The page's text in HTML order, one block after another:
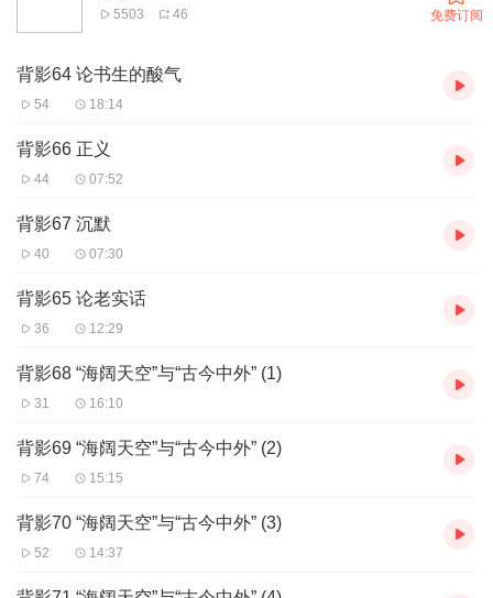
5503 46 免费订阅
背影64 论书生的酸气
54 18:14
背影66 正义
44 07:52
背影67 沉默
40 07:30
背影65 论老实话
36 12:29
背影68 “海阔天空”与“古今中外” (1)
31 16:10
背影69 “海阔天空”与“古今中外” (2)
74 15:15
背影70 “海阔天空”与“古今中外” (3)
52 14:37